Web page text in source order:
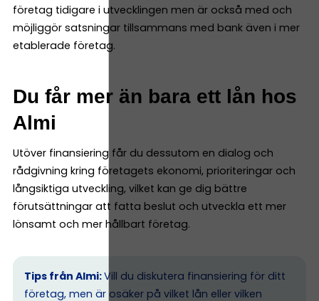
företag tidigare i utvecklingen men är också med och
möjliggör satsningar tillsammans med bank även i mer
etablerade företag.
Du får mer än bara ett lån hos
Almi
Utöver finansiering får du dessutom en dialog och
rådgivning kring företagets ekonomi, prioriteringar och
långsiktiga utveckling, vilket kan ge dig bättre
förutsättningar att fatta beslut och utveckla ett mer
lönsamt och mer hållbart företag.
Tips från Almi:Vill du diskutera finansiering för ditt
företag, men är osäker på vilket lån eller vilken